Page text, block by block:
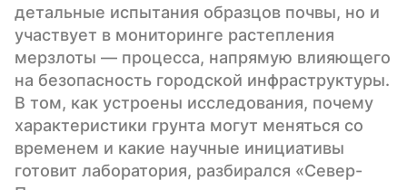
детальные испытания образцов почвы, но и
участвует в мониторинге растепления
мерзлоты — процесса, напрямую влияющего
на безопасность городской инфраструктуры.
В том, как устроены исследования, почему
характеристики грунта могут меняться со
временем и какие научные инициативы
готовит лаборатория, разбирался «Север-